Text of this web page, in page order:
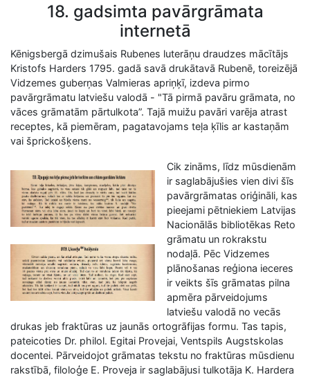
18. gadsimta pavārgrāmata
internetā
Kēnigsbergā dzimušais Rubenes luterāņu draudzes mācītājs
Kristofs Harders 1795. gadā savā drukātavā Rubenē, toreizējā
Vidzemes guberņas Valmieras apriņķī, izdeva pirmo
pavārgrāmatu latviešu valodā - "Tā pirmā pavāru grāmata, no
vāces grāmatām pārtulkota”. Tajā muižu pavāri varēja atrast
receptes, kā piemēram, pagatavojams teļa ķīlis ar kastaņām
vai šprickošķens.
Cik zināms, līdz mūsdienām
ir saglabājušies vien divi šīs
pavārgrāmatas oriģināli, kas
pieejami pētniekiem Latvijas
Nacionālās bibliotēkas Reto
grāmatu un rokrakstu
nodaļā. Pēc Vidzemes
plānošanas reģiona ieceres
ir veikts šīs grāmatas pilna
apmēra pārveidojums
latviešu valodā no vecās
drukas jeb fraktūras uz jaunās ortogrāfijas formu. Tas tapis,
pateicoties Dr. philol. Egitai Provejai, Ventspils Augstskolas
docentei. Pārveidojot grāmatas tekstu no fraktūras mūsdienu
rakstībā, filoloģe E. Proveja ir saglabājusi tulkotāja K. Hardera